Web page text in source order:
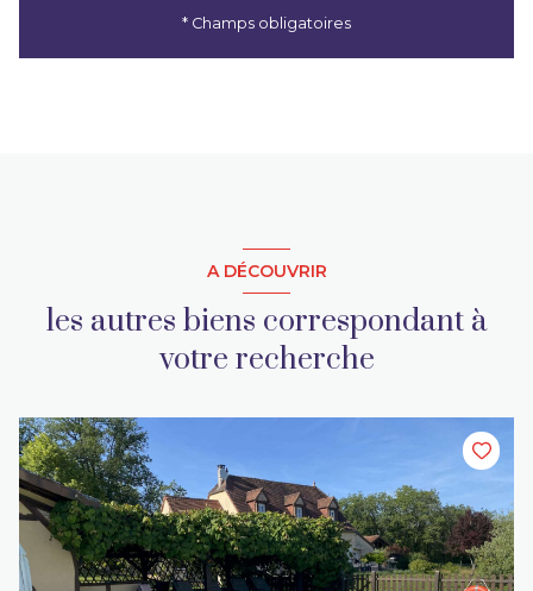
* Champs obligatoires
A DÉCOUVRIR
les autres biens correspondant à
votre recherche